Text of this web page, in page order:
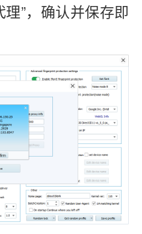
”，确认并保存即
vmlogin.cc